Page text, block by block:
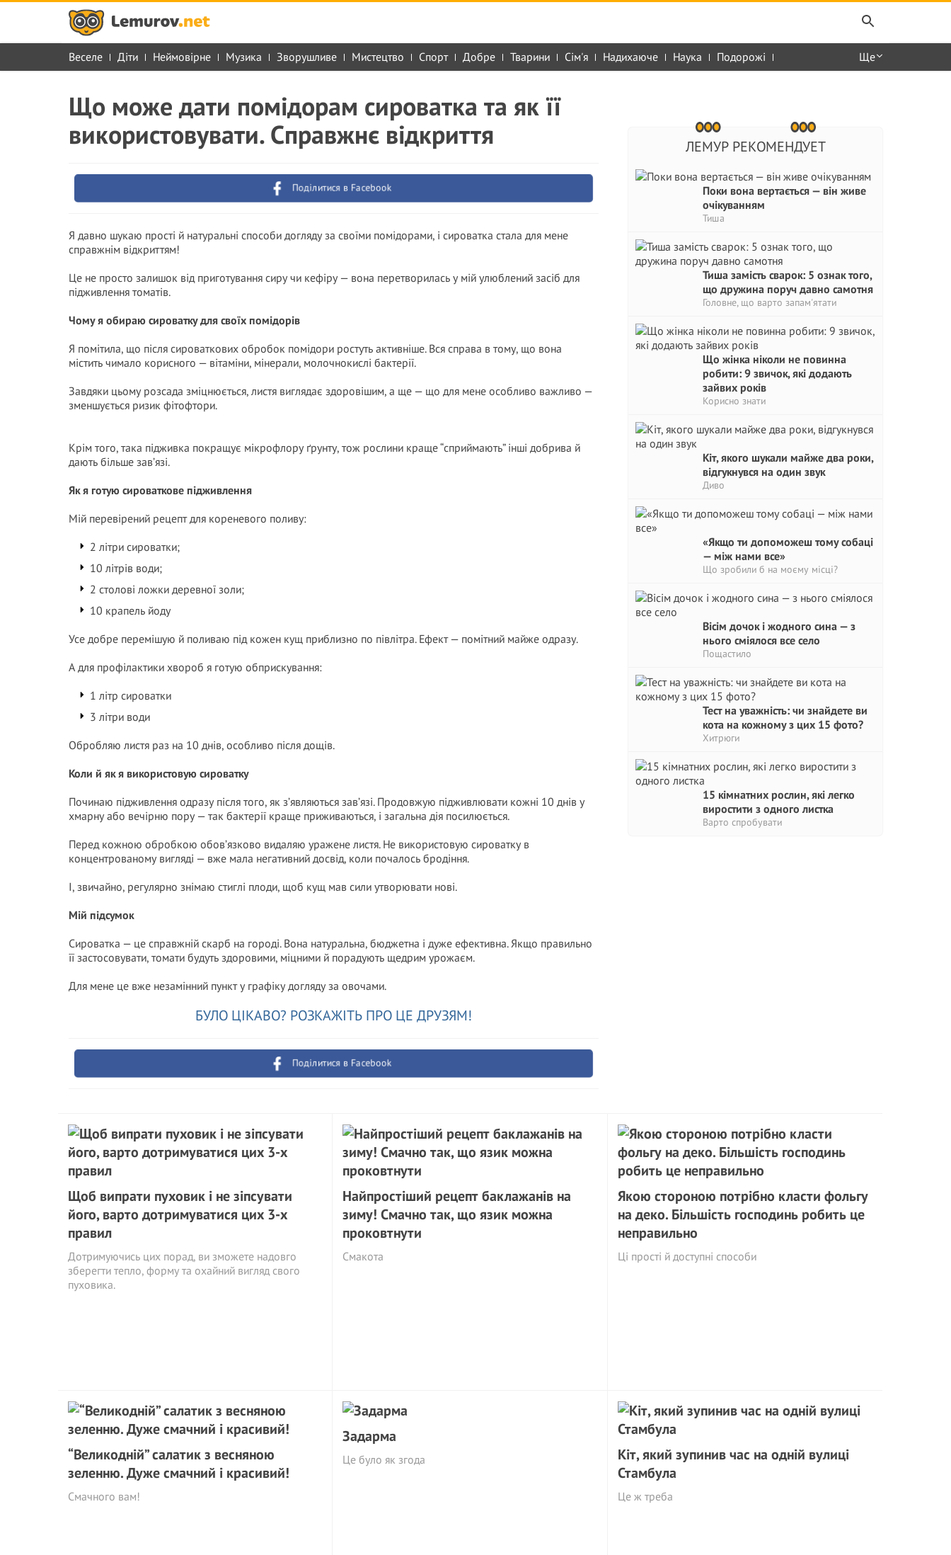
Веселе Діти Неймовірне Музика Зворушливе Мистецтво Спорт Добре Тварини Сім'я Надихаюче Наука Подорожі Ще
ЛЕМУР РЕКОМЕНДУЕТ
Поки вона вертається — він живе
очікуванням
Тиша
Тиша замість сварок: 5 ознак того,
що дружина поруч давно самотня
Головне, що варто запам'ятати
Що жінка ніколи не повинна
робити: 9 звичок, які додають
зайвих років
Корисно знати
Кіт, якого шукали майже два роки,
відгукнувся на один звук
Диво
«Якщо ти допоможеш тому собаці
— між нами все»
Що зробили б на моєму місці?
Вісім дочок і жодного сина — з
нього сміялося все село
Пощастило
Тест на уважність: чи знайдете ви
кота на кожному з цих 15 фото?
Хитрюги
15 кімнатних рослин, які легко
виростити з одного листка
Варто спробувати
Що може дати помідорам сироватка та як її
використовувати. Справжнє відкриття
Поділитися в Facebook
Я давно шукаю прості й натуральні способи догляду за своїми помідорами, і сироватка стала для мене
справжнім відкриттям!
Це не просто залишок від приготування сиру чи кефіру — вона перетворилась у мій улюблений засіб для
підживлення томатів.
Чому я обираю сироватку для своїх помідорів
Я помітила, що після сироваткових обробок помідори ростуть активніше. Вся справа в тому, що вона
містить чимало корисного — вітаміни, мінерали, молочнокислі бактерії.
Завдяки цьому розсада зміцнюється, листя виглядає здоровішим, а ще — що для мене особливо важливо —
зменшується ризик фітофтори.
Крім того, така підживка покращує мікрофлору ґрунту, тож рослини краще “сприймають” інші добрива й
дають більше зав’язі.
Як я готую сироваткове підживлення
Мій перевірений рецепт для кореневого поливу:
2 літри сироватки;
10 літрів води;
2 столові ложки деревної золи;
10 крапель йоду
Усе добре перемішую й поливаю під кожен кущ приблизно по півлітра. Ефект — помітний майже одразу.
А для профілактики хвороб я готую обприскування:
1 літр сироватки
3 літри води
Обробляю листя раз на 10 днів, особливо після дощів.
Коли й як я використовую сироватку
Починаю підживлення одразу після того, як з’являються зав’язі. Продовжую підживлювати кожні 10 днів у
хмарну або вечірню пору — так бактерії краще приживаються, і загальна дія посилюється.
Перед кожною обробкою обов’язково видаляю уражене листя. Не використовую сироватку в
концентрованому вигляді — вже мала негативний досвід, коли почалось бродіння.
І, звичайно, регулярно знімаю стиглі плоди, щоб кущ мав сили утворювати нові.
Мій підсумок
Сироватка — це справжній скарб на городі. Вона натуральна, бюджетна і дуже ефективна. Якщо правильно
її застосовувати, томати будуть здоровими, міцними й порадують щедрим урожаєм.
Для мене це вже незамінний пункт у графіку догляду за овочами.
БУЛО ЦІКАВО? РОЗКАЖІТЬ ПРО ЦЕ ДРУЗЯМ!
Поділитися в Facebook
Щоб випрати пуховик і не зіпсувати
його, варто дотримуватися цих 3-х
правил
Дотримуючись цих порад, ви зможете надовго
зберегти тепло, форму та охайний вигляд свого
пуховика.
Найпростіший рецепт баклажанів на
зиму! Смачно так, що язик можна
проковтнути
Смакота
Якою стороною потрібно класти фольгу
на деко. Більшість господинь робить це
неправильно
Ці прості й доступні способи
“Великодній” салатик з весняною
зеленню. Дуже смачний і красивий!
Смачного вам!
Задарма
Це було як згода
Кіт, який зупинив час на одній вулиці
Стамбула
Це ж треба